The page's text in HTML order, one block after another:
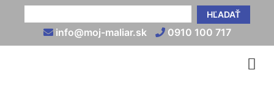
HĽADAŤ
info@moj-maliar.sk 0910 100 717